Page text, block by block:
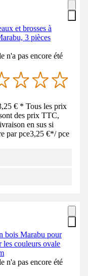
et brosses à
3 pièces
n'a pas encore été
€ * Tous les prix
des prix TTC,
en sus si
par pce3,25 €*/ pce
bois Marabu pour
les couleurs ovale
n'a pas encore été